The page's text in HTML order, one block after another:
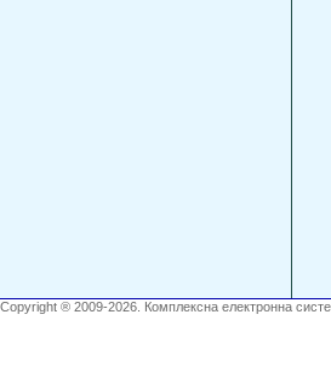
Copyright ® 2009-2026. Комплексна електронна